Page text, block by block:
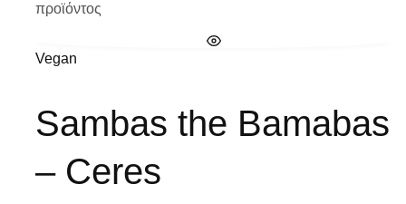
προϊόντος
Vegan
Sambas the Bamabas
– Ceres